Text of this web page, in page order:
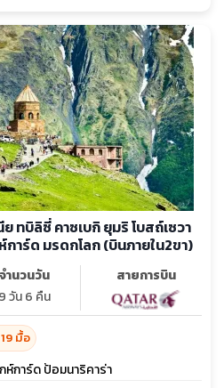
ย ทบิลิซี่ คาซเบกิ ยุมริ โบสถ์เซวา
การ์ด มรดกโลก (บินภายใน2ขา)
จำนวนวัน
9 วัน 6 คืน
สายการบิน
มื้อ
ห์การ์ด ป้อมนาริคาร่า